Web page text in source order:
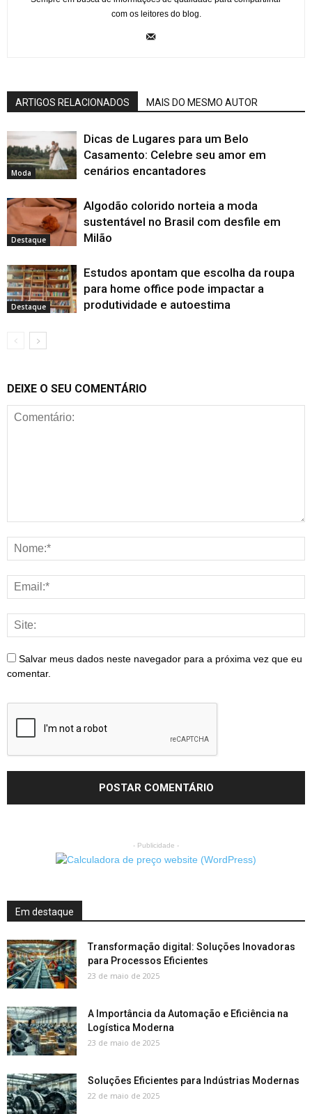
com os leitores do blog.
ARTIGOS RELACIONADOS MAIS DO MESMO AUTOR
Moda
Dicas de Lugares para um Belo
Casamento: Celebre seu amor em
cenários encantadores
Destaque
Algodão colorido norteia a moda
sustentável no Brasil com desfile em
Milão
Destaque
Estudos apontam que escolha da roupa
para home office pode impactar a
produtividade e autoestima
DEIXE O SEU COMENTÁRIO
Salvar meus dados neste navegador para a próxima vez que eu
comentar.
- Publicidade -
Em destaque
Transformação digital: Soluções Inovadoras
para Processos Eficientes
23 de maio de 2025
A Importância da Automação e Eficiência na
Logística Moderna
23 de maio de 2025
Soluções Eficientes para Indústrias Modernas
22 de maio de 2025